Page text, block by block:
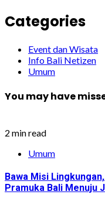
Categories
Event dan Wisata
Info Bali Netizen
Umum
You may have
2 min read
Umum
Bawa Misi
Pramuka Bali Menuju